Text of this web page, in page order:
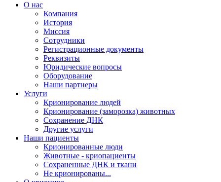
О нас
Компания
История
Миссия
Сотрудники
Регистрационные документы
Реквизиты
Юридические вопросы
Оборудование
Наши партнеры
Услуги
Крионирование людей
Крионирование (заморозка) животных
Сохранение ДНК
Другие услуги
Наши пациенты
Крионированные люди
Животные - криопациенты
Сохраненные ДНК и ткани
Не крионированы...